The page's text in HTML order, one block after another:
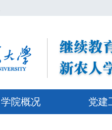
学院概况 党建